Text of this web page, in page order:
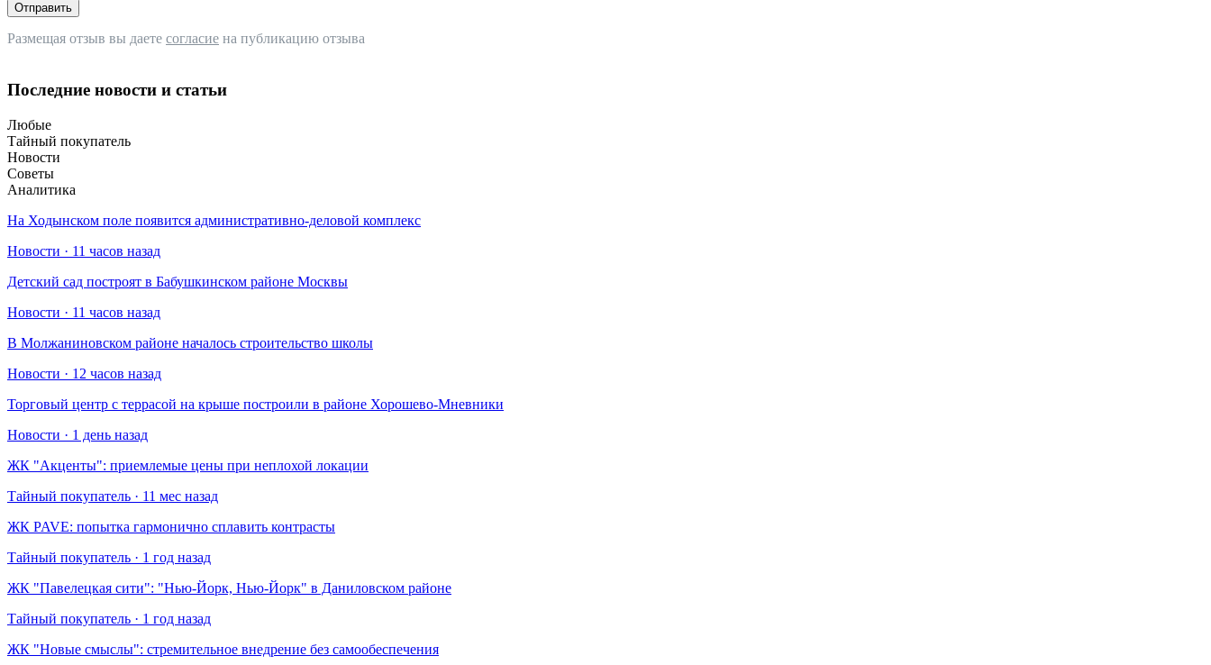
Отправить
Размещая отзыв вы даете согласие на публикацию отзыва
Последние новости и статьи
Любые
Тайный покупатель
Новости
Советы
Аналитика
На Ходынском поле появится административно-деловой комплекс
Новости · 11 часов назад
Детский сад построят в Бабушкинском районе Москвы
Новости · 11 часов назад
В Молжаниновском районе началось строительство школы
Новости · 12 часов назад
Торговый центр с террасой на крыше построили в районе Хорошево-Мневники
Новости · 1 день назад
​ЖК "Акценты": приемлемые цены при неплохой локации
Тайный покупатель · 11 мес назад
​ЖК PAVE: попытка гармонично сплавить контрасты
Тайный покупатель · 1 год назад
​ЖК "Павелецкая сити": "Нью-Йорк, Нью-Йорк" в Даниловском районе
Тайный покупатель · 1 год назад
​ЖК "Новые смыслы": стремительное внедрение без самообеспечения